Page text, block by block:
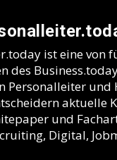
ist eine von
des
Personalleiter und
aktuelle
und
Digital,